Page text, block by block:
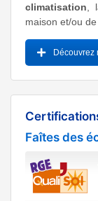
climatisation ,
maison et/ou de
Découvrez
Faîtes des